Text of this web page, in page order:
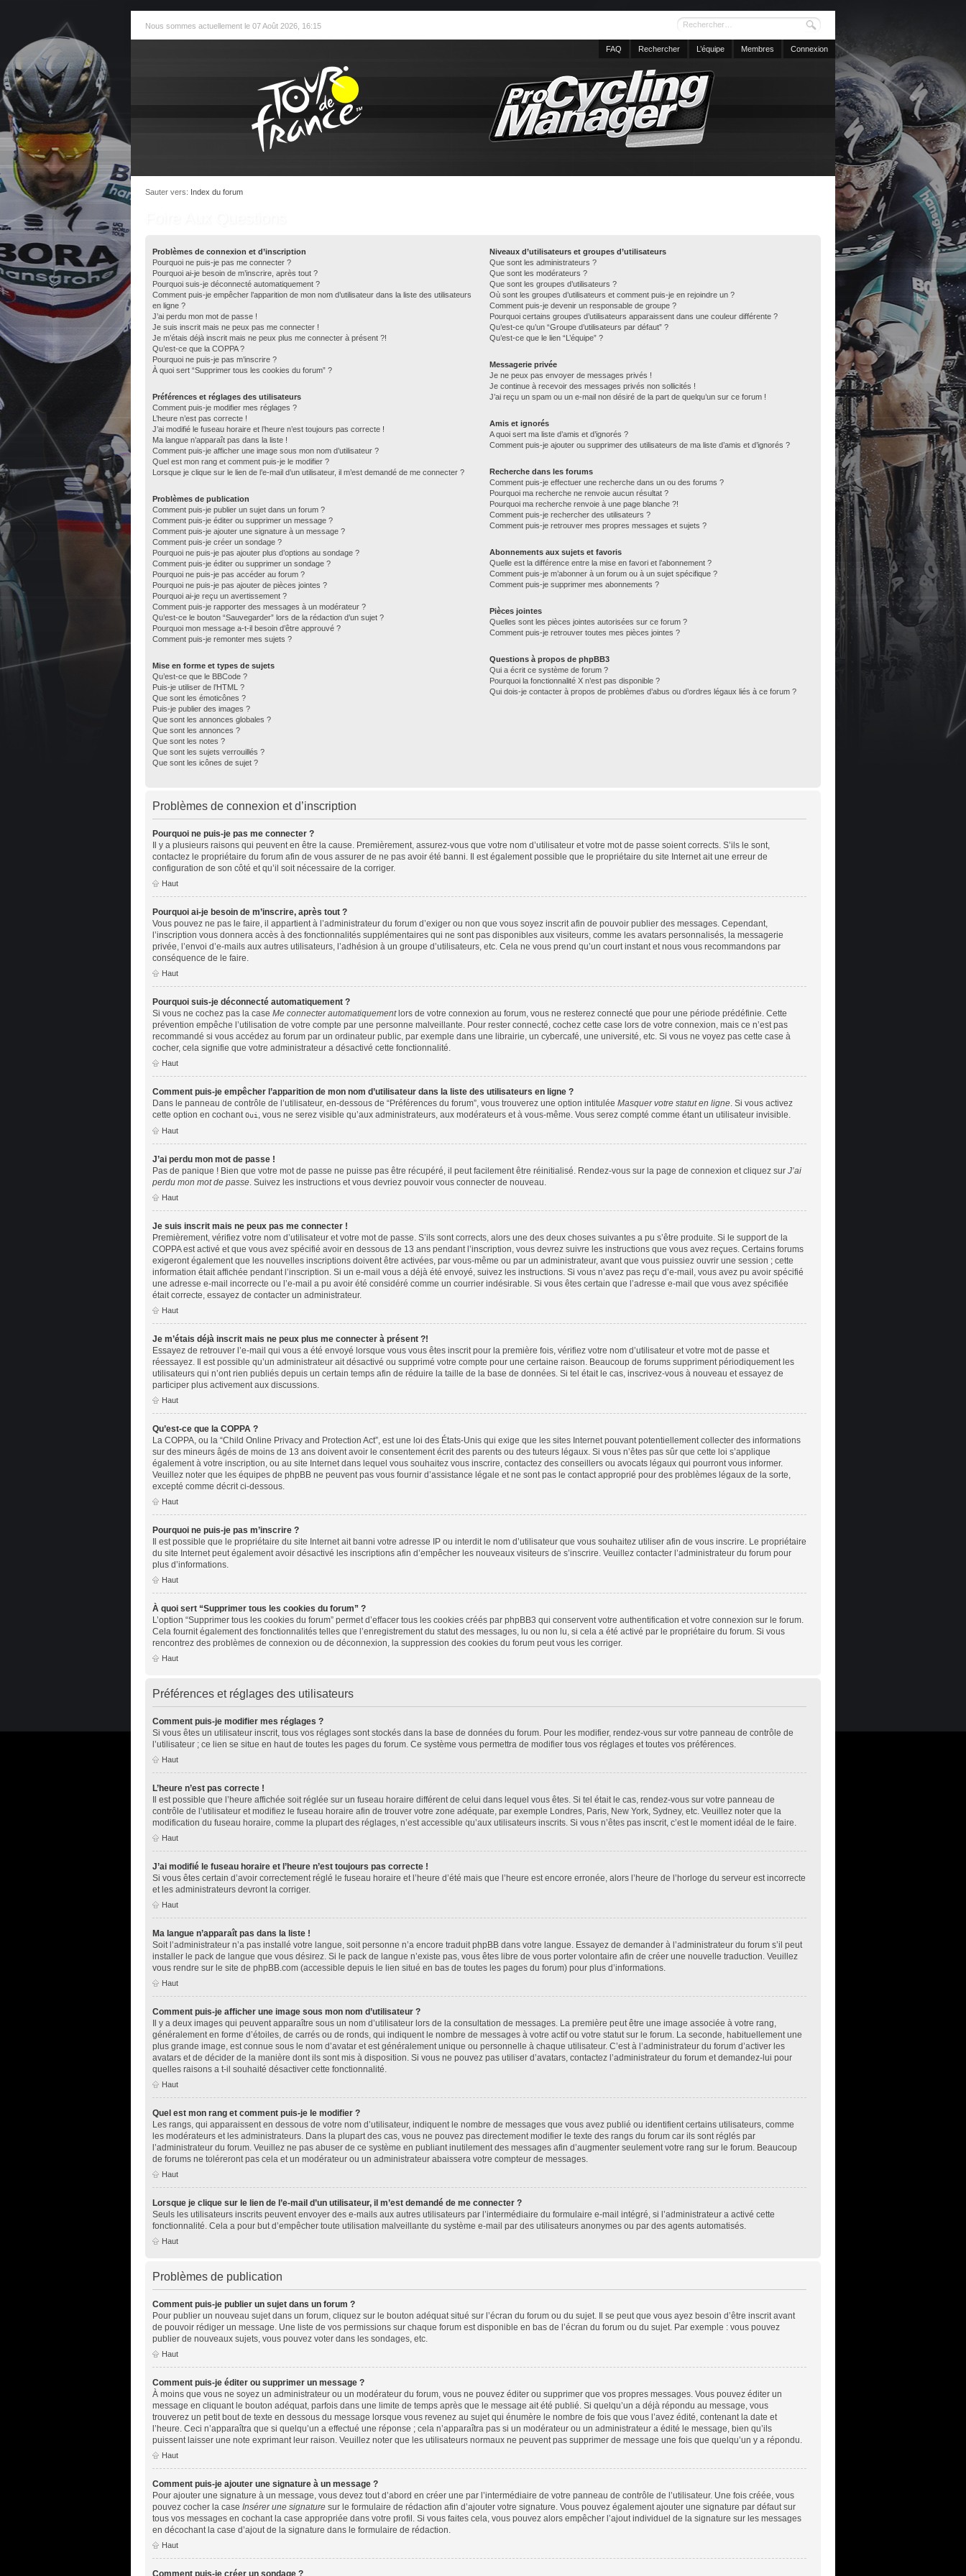
Nous sommes actuellement le 07 Août 2026, 16:15
FAQ Rechercher L’équipe Membres Connexion
Sauter vers: Index du forum
Problèmes de connexion et d’inscription
Pourquoi ne puis-je pas me connecter ?
Pourquoi ai-je besoin de m’inscrire, après tout ?
Pourquoi suis-je déconnecté automatiquement ?
Comment puis-je empêcher l’apparition de mon nom d’utilisateur dans la liste des utilisateurs
en ligne ?
J’ai perdu mon mot de passe !
Je suis inscrit mais ne peux pas me connecter !
Je m’étais déjà inscrit mais ne peux plus me connecter à présent ?!
Qu’est-ce que la COPPA ?
Pourquoi ne puis-je pas m’inscrire ?
À quoi sert “Supprimer tous les cookies du forum” ?
Préférences et réglages des utilisateurs
Comment puis-je modifier mes réglages ?
L’heure n’est pas correcte !
J’ai modifié le fuseau horaire et l’heure n’est toujours pas correcte !
Ma langue n’apparaît pas dans la liste !
Comment puis-je afficher une image sous mon nom d’utilisateur ?
Quel est mon rang et comment puis-je le modifier ?
Lorsque je clique sur le lien de l’e-mail d’un utilisateur, il m’est demandé de me connecter ?
Problèmes de publication
Comment puis-je publier un sujet dans un forum ?
Comment puis-je éditer ou supprimer un message ?
Comment puis-je ajouter une signature à un message ?
Comment puis-je créer un sondage ?
Pourquoi ne puis-je pas ajouter plus d’options au sondage ?
Comment puis-je éditer ou supprimer un sondage ?
Pourquoi ne puis-je pas accéder au forum ?
Pourquoi ne puis-je pas ajouter de pièces jointes ?
Pourquoi ai-je reçu un avertissement ?
Comment puis-je rapporter des messages à un modérateur ?
Qu’est-ce le bouton “Sauvegarder” lors de la rédaction d’un sujet ?
Pourquoi mon message a-t-il besoin d’être approuvé ?
Comment puis-je remonter mes sujets ?
Mise en forme et types de sujets
Qu’est-ce que le BBCode ?
Puis-je utiliser de l’HTML ?
Que sont les émoticônes ?
Puis-je publier des images ?
Que sont les annonces globales ?
Que sont les annonces ?
Que sont les notes ?
Que sont les sujets verrouillés ?
Que sont les icônes de sujet ?
Niveaux d’utilisateurs et groupes d’utilisateurs
Que sont les administrateurs ?
Que sont les modérateurs ?
Que sont les groupes d’utilisateurs ?
Où sont les groupes d’utilisateurs et comment puis-je en rejoindre un ?
Comment puis-je devenir un responsable de groupe ?
Pourquoi certains groupes d’utilisateurs apparaissent dans une couleur différente ?
Qu’est-ce qu’un “Groupe d’utilisateurs par défaut” ?
Qu’est-ce que le lien “L’équipe” ?
Messagerie privée
Je ne peux pas envoyer de messages privés !
Je continue à recevoir des messages privés non sollicités !
J’ai reçu un spam ou un e-mail non désiré de la part de quelqu’un sur ce forum !
Amis et ignorés
A quoi sert ma liste d’amis et d’ignorés ?
Comment puis-je ajouter ou supprimer des utilisateurs de ma liste d’amis et d’ignorés ?
Recherche dans les forums
Comment puis-je effectuer une recherche dans un ou des forums ?
Pourquoi ma recherche ne renvoie aucun résultat ?
Pourquoi ma recherche renvoie à une page blanche ?!
Comment puis-je rechercher des utilisateurs ?
Comment puis-je retrouver mes propres messages et sujets ?
Abonnements aux sujets et favoris
Quelle est la différence entre la mise en favori et l’abonnement ?
Comment puis-je m’abonner à un forum ou à un sujet spécifique ?
Comment puis-je supprimer mes abonnements ?
Pièces jointes
Quelles sont les pièces jointes autorisées sur ce forum ?
Comment puis-je retrouver toutes mes pièces jointes ?
Questions à propos de phpBB3
Qui a écrit ce système de forum ?
Pourquoi la fonctionnalité X n’est pas disponible ?
Qui dois-je contacter à propos de problèmes d’abus ou d’ordres légaux liés à ce forum ?
Problèmes de connexion et d’inscription
Pourquoi ne puis-je pas me connecter ?
Il y a plusieurs raisons qui peuvent en être la cause. Premièrement, assurez-vous que votre nom d’utilisateur et votre mot de passe soient corrects. S’ils le sont,
contactez le propriétaire du forum afin de vous assurer de ne pas avoir été banni. Il est également possible que le propriétaire du site Internet ait une erreur de
configuration de son côté et qu’il soit nécessaire de la corriger.
Haut
Pourquoi ai-je besoin de m’inscrire, après tout ?
Vous pouvez ne pas le faire, il appartient à l’administrateur du forum d’exiger ou non que vous soyez inscrit afin de pouvoir publier des messages. Cependant,
l’inscription vous donnera accès à des fonctionnalités supplémentaires qui ne sont pas disponibles aux visiteurs, comme les avatars personnalisés, la messagerie
privée, l’envoi d’e-mails aux autres utilisateurs, l’adhésion à un groupe d’utilisateurs, etc. Cela ne vous prend qu’un court instant et nous vous recommandons par
conséquence de le faire.
Haut
Pourquoi suis-je déconnecté automatiquement ?
Si vous ne cochez pas la case Me connecter automatiquementlors de votre connexion au forum, vous ne resterez connecté que pour une période prédéfinie. Cette
prévention empêche l’utilisation de votre compte par une personne malveillante. Pour rester connecté, cochez cette case lors de votre connexion, mais ce n’est pas
recommandé si vous accédez au forum par un ordinateur public, par exemple dans une librairie, un cybercafé, une université, etc. Si vous ne voyez pas cette case à
cocher, cela signifie que votre administrateur a désactivé cette fonctionnalité.
Haut
Comment puis-je empêcher l’apparition de mon nom d’utilisateur dans la liste des utilisateurs en ligne ?
Dans le panneau de contrôle de l’utilisateur, en-dessous de “Préférences du forum”, vous trouverez une option intitulée Masquer votre statut en ligne . Si vous activez
cette option en cochant Oui , vous ne serez visible qu’aux administrateurs, aux modérateurs et à vous-même. Vous serez compté comme étant un utilisateur invisible.
Haut
J’ai perdu mon mot de passe !
Pas de panique ! Bien que votre mot de passe ne puisse pas être récupéré, il peut facilement être réinitialisé. Rendez-vous sur la page de connexion et cliquez sur J’ai
perdu mon mot de passe . Suivez les instructions et vous devriez pouvoir vous connecter de nouveau.
Haut
Je suis inscrit mais ne peux pas me connecter !
Premièrement, vérifiez votre nom d’utilisateur et votre mot de passe. S’ils sont corrects, alors une des deux choses suivantes a pu s’être produite. Si le support de la
COPPA est activé et que vous avez spécifié avoir en dessous de 13 ans pendant l’inscription, vous devrez suivre les instructions que vous avez reçues. Certains forums
exigeront également que les nouvelles inscriptions doivent être activées, par vous-même ou par un administrateur, avant que vous puissiez ouvrir une session ; cette
information était affichée pendant l’inscription. Si un e-mail vous a déjà été envoyé, suivez les instructions. Si vous n’avez pas reçu d’e-mail, vous avez pu avoir spécifié
une adresse e-mail incorrecte ou l’e-mail a pu avoir été considéré comme un courrier indésirable. Si vous êtes certain que l’adresse e-mail que vous avez spécifiée
était correcte, essayez de contacter un administrateur.
Haut
Je m’étais déjà inscrit mais ne peux plus me connecter à présent ?!
Essayez de retrouver l’e-mail qui vous a été envoyé lorsque vous vous êtes inscrit pour la première fois, vérifiez votre nom d’utilisateur et votre mot de passe et
réessayez. Il est possible qu’un administrateur ait désactivé ou supprimé votre compte pour une certaine raison. Beaucoup de forums suppriment périodiquement les
utilisateurs qui n’ont rien publiés depuis un certain temps afin de réduire la taille de la base de données. Si tel était le cas, inscrivez-vous à nouveau et essayez de
participer plus activement aux discussions.
Haut
Qu’est-ce que la COPPA ?
La COPPA, ou la “Child Online Privacy and Protection Act”, est une loi des États-Unis qui exige que les sites Internet pouvant potentiellement collecter des informations
sur des mineurs âgés de moins de 13 ans doivent avoir le consentement écrit des parents ou des tuteurs légaux. Si vous n’êtes pas sûr que cette loi s’applique
également à votre inscription, ou au site Internet dans lequel vous souhaitez vous inscrire, contactez des conseillers ou avocats légaux qui pourront vous informer.
Veuillez noter que les équipes de phpBB ne peuvent pas vous fournir d’assistance légale et ne sont pas le contact approprié pour des problèmes légaux de la sorte,
excepté comme décrit ci-dessous.
Haut
Pourquoi ne puis-je pas m’inscrire ?
Il est possible que le propriétaire du site Internet ait banni votre adresse IP ou interdit le nom d’utilisateur que vous souhaitez utiliser afin de vous inscrire. Le propriétaire
du site Internet peut également avoir désactivé les inscriptions afin d’empêcher les nouveaux visiteurs de s’inscrire. Veuillez contacter l’administrateur du forum pour
plus d’informations.
Haut
À quoi sert “Supprimer tous les cookies du forum” ?
L’option “Supprimer tous les cookies du forum” permet d’effacer tous les cookies créés par phpBB3 qui conservent votre authentification et votre connexion sur le forum.
Cela fournit également des fonctionnalités telles que l’enregistrement du statut des messages, lu ou non lu, si cela a été activé par le propriétaire du forum. Si vous
rencontrez des problèmes de connexion ou de déconnexion, la suppression des cookies du forum peut vous les corriger.
Haut
Préférences et réglages des utilisateurs
Comment puis-je modifier mes réglages ?
Si vous êtes un utilisateur inscrit, tous vos réglages sont stockés dans la base de données du forum. Pour les modifier, rendez-vous sur votre panneau de contrôle de
l’utilisateur ; ce lien se situe en haut de toutes les pages du forum. Ce système vous permettra de modifier tous vos réglages et toutes vos préférences.
Haut
L’heure n’est pas correcte !
Il est possible que l’heure affichée soit réglée sur un fuseau horaire différent de celui dans lequel vous êtes. Si tel était le cas, rendez-vous sur votre panneau de
contrôle de l’utilisateur et modifiez le fuseau horaire afin de trouver votre zone adéquate, par exemple Londres, Paris, New York, Sydney, etc. Veuillez noter que la
modification du fuseau horaire, comme la plupart des réglages, n’est accessible qu’aux utilisateurs inscrits. Si vous n’êtes pas inscrit, c’est le moment idéal de le faire.
Haut
J’ai modifié le fuseau horaire et l’heure n’est toujours pas correcte !
Si vous êtes certain d’avoir correctement réglé le fuseau horaire et l’heure d’été mais que l’heure est encore erronée, alors l’heure de l’horloge du serveur est incorrecte
et les administrateurs devront la corriger.
Haut
Ma langue n’apparaît pas dans la liste !
Soit l’administrateur n’a pas installé votre langue, soit personne n’a encore traduit phpBB dans votre langue. Essayez de demander à l’administrateur du forum s’il peut
installer le pack de langue que vous désirez. Si le pack de langue n’existe pas, vous êtes libre de vous porter volontaire afin de créer une nouvelle traduction. Veuillez
vous rendre sur le site de phpBB.com (accessible depuis le lien situé en bas de toutes les pages du forum) pour plus d’informations.
Haut
Comment puis-je afficher une image sous mon nom d’utilisateur ?
Il y a deux images qui peuvent apparaître sous un nom d’utilisateur lors de la consultation de messages. La première peut être une image associée à votre rang,
généralement en forme d’étoiles, de carrés ou de ronds, qui indiquent le nombre de messages à votre actif ou votre statut sur le forum. La seconde, habituellement une
plus grande image, est connue sous le nom d’avatar et est généralement unique ou personnelle à chaque utilisateur. C’est à l’administrateur du forum d’activer les
avatars et de décider de la manière dont ils sont mis à disposition. Si vous ne pouvez pas utiliser d’avatars, contactez l’administrateur du forum et demandez-lui pour
quelles raisons a t-il souhaité désactiver cette fonctionnalité.
Haut
Quel est mon rang et comment puis-je le modifier ?
Les rangs, qui apparaissent en dessous de votre nom d’utilisateur, indiquent le nombre de messages que vous avez publié ou identifient certains utilisateurs, comme
les modérateurs et les administrateurs. Dans la plupart des cas, vous ne pouvez pas directement modifier le texte des rangs du forum car ils sont réglés par
l’administrateur du forum. Veuillez ne pas abuser de ce système en publiant inutilement des messages afin d’augmenter seulement votre rang sur le forum. Beaucoup
de forums ne toléreront pas cela et un modérateur ou un administrateur abaissera votre compteur de messages.
Haut
Lorsque je clique sur le lien de l’e-mail d’un utilisateur, il m’est demandé de me connecter ?
Seuls les utilisateurs inscrits peuvent envoyer des e-mails aux autres utilisateurs par l’intermédiaire du formulaire e-mail intégré, si l’administrateur a activé cette
fonctionnalité. Cela a pour but d’empêcher toute utilisation malveillante du système e-mail par des utilisateurs anonymes ou par des agents automatisés.
Haut
Problèmes de publication
Comment puis-je publier un sujet dans un forum ?
Pour publier un nouveau sujet dans un forum, cliquez sur le bouton adéquat situé sur l’écran du forum ou du sujet. Il se peut que vous ayez besoin d’être inscrit avant
de pouvoir rédiger un message. Une liste de vos permissions sur chaque forum est disponible en bas de l’écran du forum ou du sujet. Par exemple : vous pouvez
publier de nouveaux sujets, vous pouvez voter dans les sondages, etc.
Haut
Comment puis-je éditer ou supprimer un message ?
À moins que vous ne soyez un administrateur ou un modérateur du forum, vous ne pouvez éditer ou supprimer que vos propres messages. Vous pouvez éditer un
message en cliquant le bouton adéquat, parfois dans une limite de temps après que le message ait été publié. Si quelqu’un a déjà répondu au message, vous
trouverez un petit bout de texte en dessous du message lorsque vous revenez au sujet qui énumère le nombre de fois que vous l’avez édité, contenant la date et
l’heure. Ceci n’apparaîtra que si quelqu’un a effectué une réponse ; cela n’apparaîtra pas si un modérateur ou un administrateur a édité le message, bien qu’ils
puissent laisser une note exprimant leur raison. Veuillez noter que les utilisateurs normaux ne peuvent pas supprimer de message une fois que quelqu’un y a répondu.
Haut
Comment puis-je ajouter une signature à un message ?
Pour ajouter une signature à un message, vous devez tout d’abord en créer une par l’intermédiaire de votre panneau de contrôle de l’utilisateur. Une fois créée, vous
pouvez cocher la case Insérer une signature sur le formulaire de rédaction afin d’ajouter votre signature. Vous pouvez également ajouter une signature par défaut sur
tous vos messages en cochant la case appropriée dans votre profil. Si vous faites cela, vous pouvez alors empêcher l’ajout individuel de la signature sur les messages
en décochant la case d’ajout de la signature dans le formulaire de rédaction.
Haut
Comment puis-je créer un sondage ?